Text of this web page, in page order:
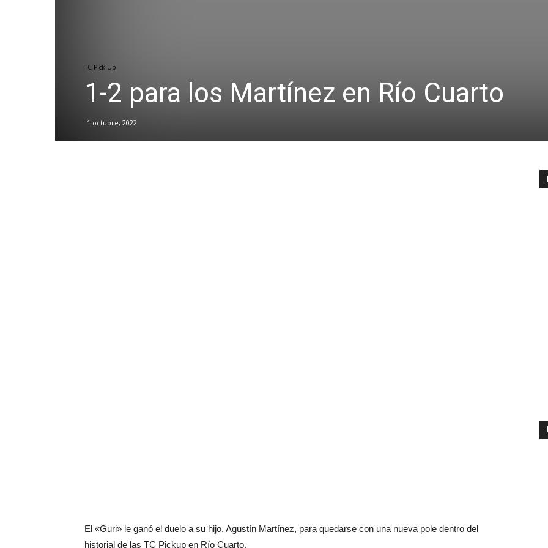
TC Pick Up
1-2 para los Martínez en Río Cuarto
1 octubre, 2022
El «Guri» le ganó el duelo a su hijo, Agustín Martínez, para quedarse con una nueva pole dentro del
historial de las TC Pickup en Río Cuarto.